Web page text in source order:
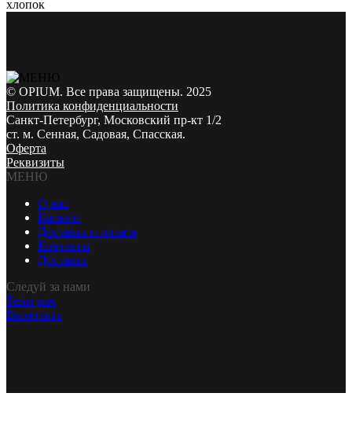
хлопок
© OPIUM. Все права защищены. 2025
Политика конфиденциальности
Санкт-Петербург, Московский пр-кт 1/2
ст. м. Сенная, Садовая, Спасская.
Оферта
Реквизиты
МЕНЮ
О нас
Каталог
Доставка и оплата
Контакты
Доставка
Следуй за нами
Телеграм
Вконтакте